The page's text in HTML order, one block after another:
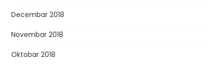
Decembar 2018
Novembar 2018
Oktobar 2018